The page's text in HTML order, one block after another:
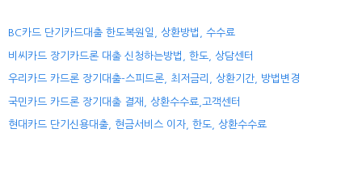
BC카드 단기카드대출 한도복원일, 상환방법, 수수료
비씨카드 장기카드론 대출 신청하는방법, 한도, 상담센터
우리카드 카드론 장기대출-스피드론, 최저금리, 상환기간, 방법변경
국민카드 카드론 장기대출 결재, 상환수수료,고객센터
현대카드 단기신용대출, 현금서비스 이자, 한도, 상환수수료